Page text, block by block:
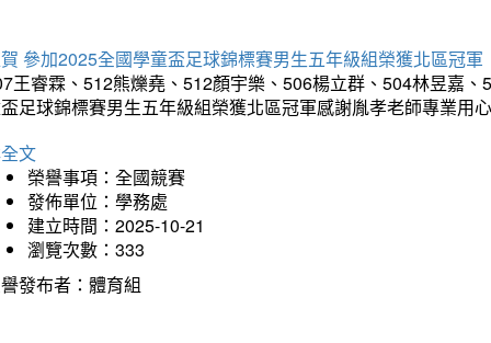
參加2025全國學童盃足球錦標賽男生五年級組榮獲北區冠軍
王睿霖、512熊爍堯、512顏宇樂、506楊立群、504林昱嘉
足球錦標賽男生五年級組榮獲北區冠軍感謝胤孝老師專業用
文
榮譽事項：全國競賽
發佈單位：學務處
建立時間：2025-10-21
瀏覽次數：333
發布者：體育組